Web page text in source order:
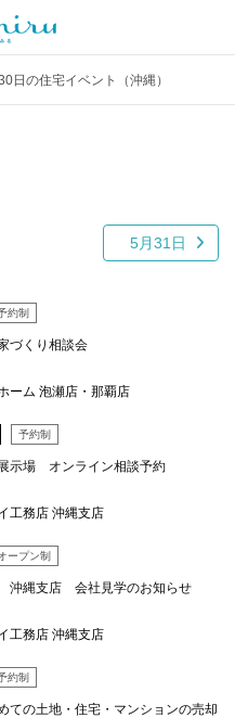
日の住宅イベント（沖縄）
5月31日
約制
づくり相談会
ーム 泡瀬店・那覇店
予約制
示場 オンライン相談予約
工務店 沖縄支店
ープン制
沖縄支店 会社見学のお知らせ
工務店 沖縄支店
約制
ての土地・住宅・マンションの売却